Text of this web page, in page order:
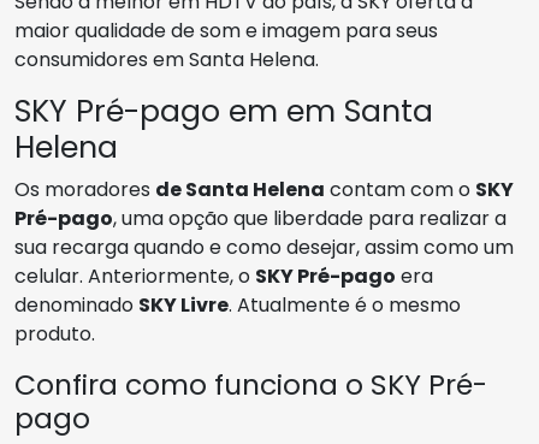
maior qualidade de som e imagem para seus
consumidores em Santa Helena.
SKY Pré-pago em em Santa
Helena
Os moradores de Santa Helena contam com o SKY
Pré-pago, uma opção que liberdade para realizar a
sua recarga quando e como desejar, assim como um
celular. Anteriormente, o SKY Pré-pago era
denominado SKY Livre. Atualmente é o mesmo
produto.
Confira como funciona o SKY Pré-
pago